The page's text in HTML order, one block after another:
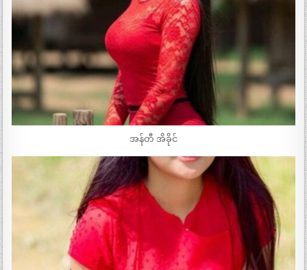
အန်တီ အိခိုင်